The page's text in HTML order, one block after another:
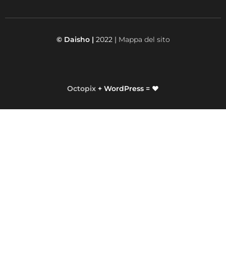
© Daisho | 2022 | Mappa del sito
Octopix + WordPress = ❤